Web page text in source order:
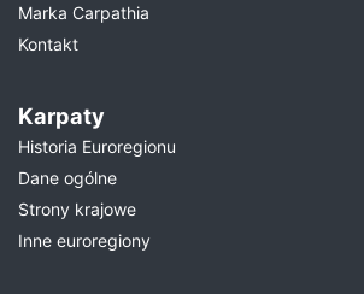
Marka Carpathia
Kontakt
Karpaty
Historia Euroregionu
Dane ogólne
Strony krajowe
Inne euroregiony